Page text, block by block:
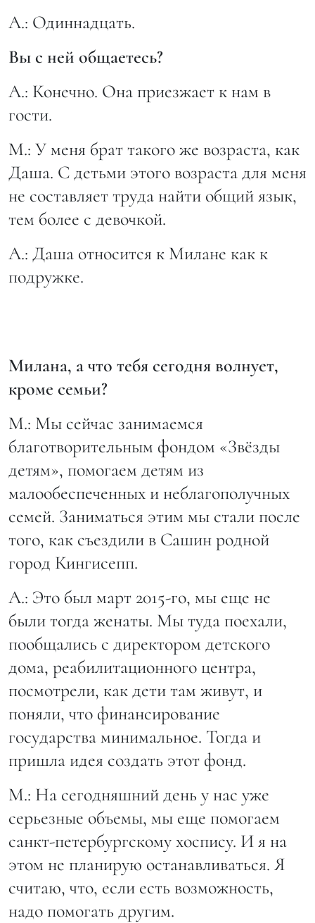
А.: Одиннадцать.
Вы с ней общаетесь?
А.: Конечно. Она приезжает к нам в
гости.
М.: У меня брат такого же возраста, как
Даша. С детьми этого возраста для меня
не составляет труда найти общий язык,
тем более с девочкой.
А.: Даша относится к Милане как к
подружке.
Милана, а что тебя сегодня волнует,
кроме семьи?
М.: Мы сейчас занимаемся
благотворительным фондом «Звёзды
детям», помогаем детям из
малообеспеченных и неблагополучных
семей. Заниматься этим мы стали после
того, как съездили в Сашин родной
город Кингисепп.
А.: Это был март 2015-го, мы еще не
были тогда женаты. Мы туда поехали,
пообщались с директором детского
дома, реабилитационного центра,
посмотрели, как дети там живут, и
поняли, что финансирование
государства минимальное. Тогда и
пришла идея создать этот фонд.
М.: На сегодняшний день у нас уже
серьезные объемы, мы еще помогаем
санкт-петербургскому хоспису. И я на
этом не планирую останавливаться. Я
считаю, что, если есть возможность,
надо помогать другим.